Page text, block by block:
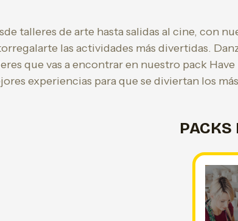
talleres de arte hasta salidas al cine, con
las actividades más divertidas.
que vas a encontrar en nuestro pack
experiencias para que se diviertan los
PACKS